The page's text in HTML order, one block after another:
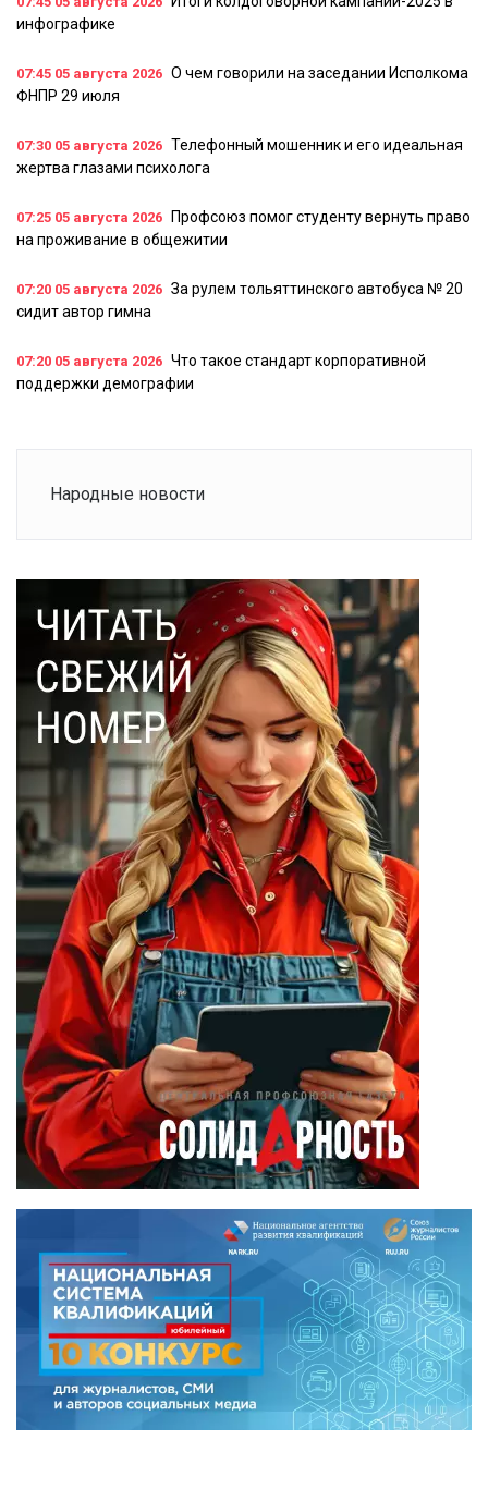
инфографике
07:45 05 августа 2026 О чем говорили на заседании Исполкома
ФНПР 29 июля
07:30 05 августа 2026 Телефонный мошенник и его идеальная
жертва глазами психолога
07:25 05 августа 2026
Профсоюз помог студенту вернуть право
на проживание в общежитии
07:20 05 августа 2026 За рулем тольяттинского автобуса № 20
сидит автор гимна
07:20 05 августа 2026 Что такое стандарт корпоративной
поддержки демографии
Народные новости